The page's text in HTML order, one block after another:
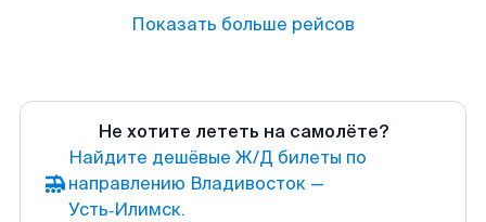
Показать больше рейсов
Не хотите лететь на самолёте?
Найдите дешёвые Ж/Д билеты по
направлению Владивосток —
Усть‑Илимск.